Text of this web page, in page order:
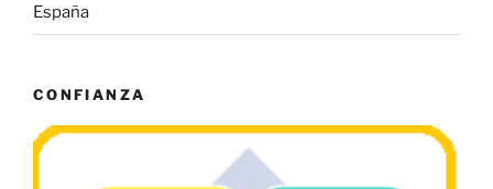
España
CONFIANZA